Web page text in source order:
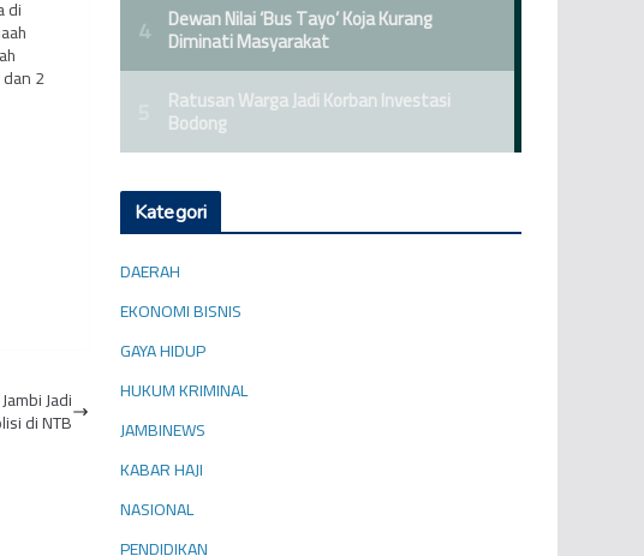
di
dan 2
Jadi
di NTB
Kategori
DAERAH
EKONOMI BISNIS
GAYA HIDUP
HUKUM KRIMINAL
JAMBINEWS
KABAR HAJI
NASIONAL
PENDIDIKAN